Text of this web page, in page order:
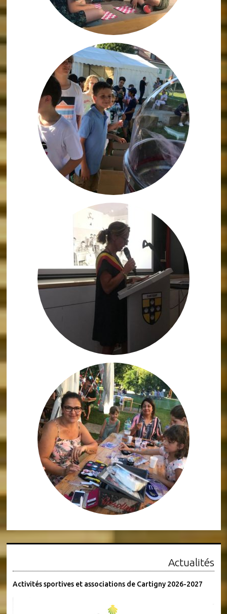
Actualités
Activités sportives et associations de Cartigny 2026-2027